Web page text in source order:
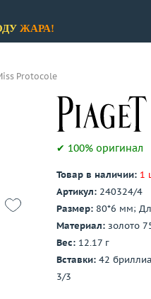
ЖАРА!
Protocole
✔ 100% оригинал
Товар в наличии: 1
Артикул: 240324/4
Размер: 80*6 мм;
Материал: золото
Вес: 12.17 г
Вставки: 42
3/3